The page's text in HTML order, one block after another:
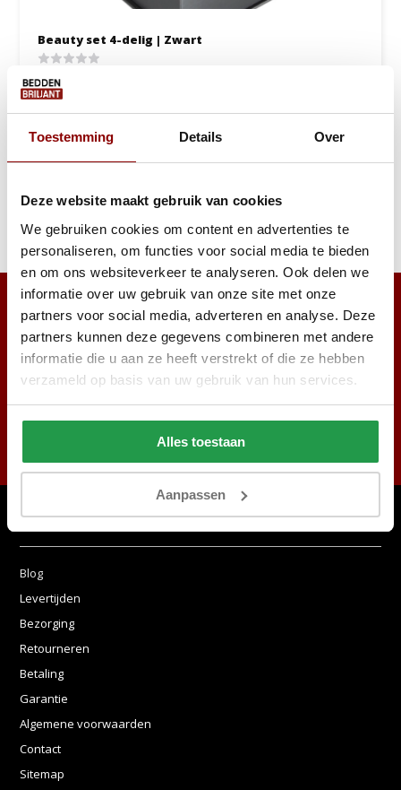
Toestemming Details Over
Deze website maakt gebruik van cookies
We gebruiken cookies om content en advertenties te
personaliseren, om functies voor social media te bieden
en om ons websiteverkeer te analyseren. Ook delen we
informatie over uw gebruik van onze site met onze
partners voor social media, adverteren en analyse. Deze
partners kunnen deze gegevens combineren met andere
informatie die u aan ze heeft verstrekt of die ze hebben
verzameld op basis van uw gebruik van hun services.
Alles toestaan
Aanpassen
Beauty set 4-delig | Zwart
1 tot 2 werkdagen
24,95 19,95
* Lees hier de wettelijke beperkingen
Klantenservice
Blog
Levertijden
Bezorging
Retourneren
Betaling
Garantie
Algemene voorwaarden
Contact
Sitemap